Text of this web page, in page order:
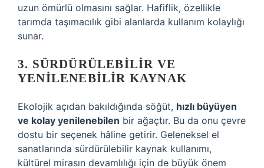
uzun ömürlü olmasını sağlar. Hafiflik, özellikle
tarımda taşımacılık gibi alanlarda kullanım kolaylığı
sunar.
3. SÜRDÜRÜLEBILIR VE
YENILENEBILIR KAYNAK
Ekolojik açıdan bakıldığında söğüt, hızlı büyüyen
ve kolay yenilenebilen bir ağaçtır. Bu da onu çevre
dostu bir seçenek hâline getirir. Geleneksel el
sanatlarında sürdürülebilir kaynak kullanımı,
kültürel mirasın devamlılığı için de büyük önem